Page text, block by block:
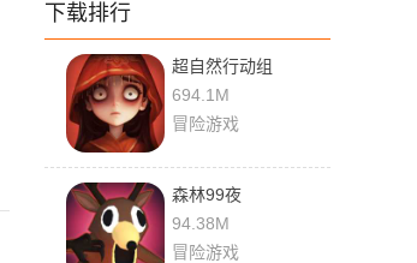
下载排行
超自然行动组
694.1M
冒险游戏
森林99夜
94.38M
冒险游戏